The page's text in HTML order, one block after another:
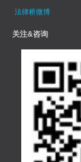
法律桥微博
关注&咨询